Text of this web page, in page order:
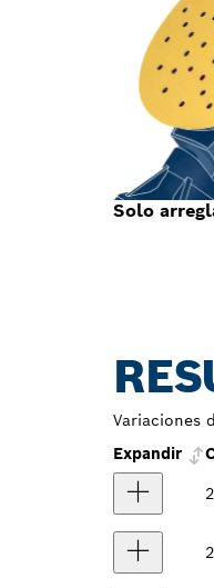
Solo
Variaciones
Expandir